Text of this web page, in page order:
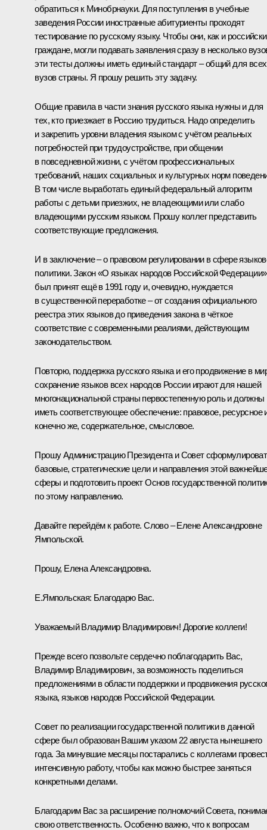
обратиться к Минобрнауки. Для поступления в учебные
заведения России иностранные абитуриенты проходят
тестирование по русскому языку. Чтобы они, как и
граждане, могли подавать заявления сразу в несколько
эти тесты должны иметь единый стандарт – общий для всех
вузов страны. Я прошу решить эту задачу.
Общие правила в части знания русского языка нужны и для
тех, кто приезжает в Россию трудиться. Надо определить
и закрепить уровни владения языком с учётом реальных
потребностей при трудоустройстве, при общении
в повседневной жизни, с учётом профессиональных
требований, наших социальных и культурных норм
В том числе выработать единый федеральный алгоритм
работы с детьми приезжих, не владеющими или слабо
владеющими русским языком. Прошу коллег представить
соответствующие предложения.
И в заключение – о правовом регулировании в сфере
политики. Закон «О языках народов Российской Федерации»
был принят ещё в 1991 году и, очевидно, нуждается
в существенной переработке – от создания официального
реестра этих языков до приведения закона в чёткое
соответствие с современными реалиями, действующим
законодательством.
Повторю, поддержка русского языка и его продвижение в
сохранение языков всех народов России играют для нашей
многонациональной страны первостепенную роль и должны
иметь соответствующее обеспечение: правовое, ресурсное
конечно же, содержательное, смысловое.
Прошу Администрацию Президента и Совет
базовые, стратегические цели и направления этой
сферы и подготовить проект Основ государственной
по этому направлению.
Давайте перейдём к работе. Слово – Елене Александровне
Ямпольской.
Прошу, Елена Александровна.
Е.Ямпольская: Благодарю Вас.
Уважаемый Владимир Владимирович! Дорогие коллеги!
Прежде всего позвольте сердечно поблагодарить Вас,
Владимир Владимирович, за возможность поделиться
предложениями в области поддержки и продвижения
языка, языков народов Российской Федерации.
Совет по реализации государственной политики в данной
сфере был образован Вашим указом 22 августа нынешнего
года. За минувшие месяцы постарались с коллегами
интенсивную работу, чтобы как можно быстрее заняться
конкретными делами.
Благодарим Вас за расширение полномочий Совета,
свою ответственность. Особенно важно, что к вопросам